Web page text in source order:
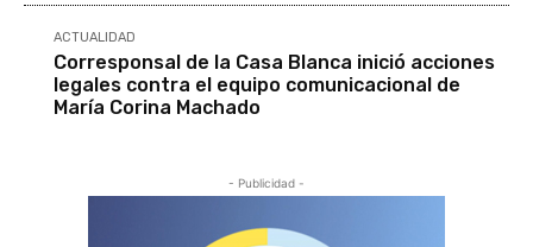
ACTUALIDAD
Corresponsal de la Casa Blanca inició acciones
legales contra el equipo comunicacional de
María Corina Machado
- Publicidad -